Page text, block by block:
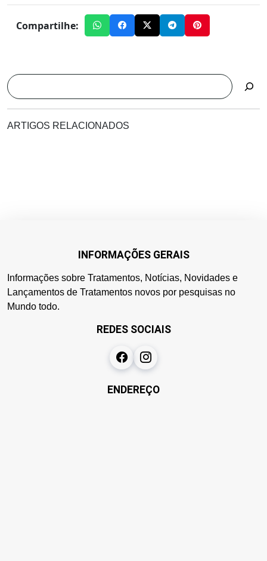
Compartilhe:
Pesquisar
ARTIGOS RELACIONADOS
INFORMAÇÕES GERAIS
Informações sobre Tratamentos, Notícias, Novidades e
Lançamentos de Tratamentos novos por pesquisas no
Mundo todo.
REDES SOCIAIS
ENDEREÇO